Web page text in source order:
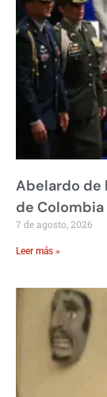
Abelardo de
de Colombia
7 de agosto, 2026
Leer más »